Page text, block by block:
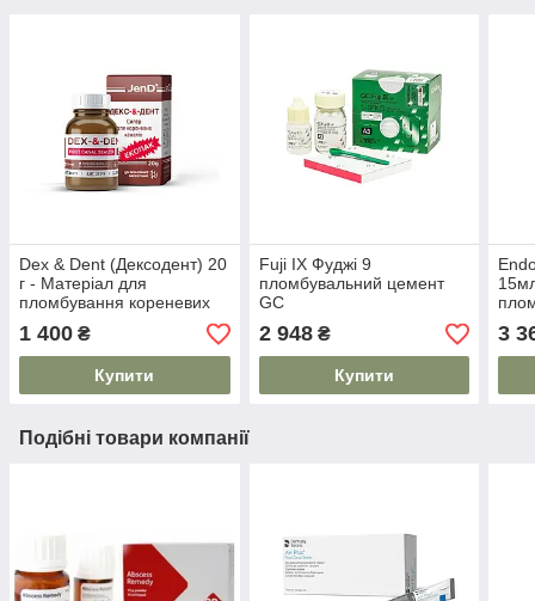
Dex & Dent (Дексодент) 20
г - Матеріал для
пломбування кореневих
каналів
1 400 ₴
Купити
Fuji IX Фуджі 9
пломбувальний цемент
GC
2 948₴
Купити
3
Подібні товари компанії